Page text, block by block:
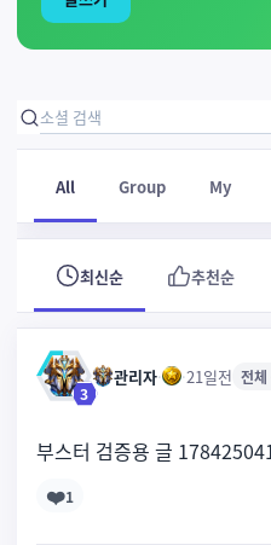
All Group My
최신순 추천순
3
관리자· ·21일전 전체
부스터 검증용 글
❤️1